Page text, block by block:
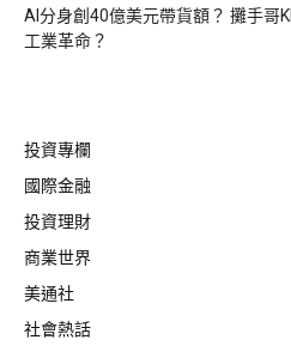
AI分身創40億美元帶貨額？ 攤手哥
工業革命？
投資專欄
國際金融
投資理財
商業世界
美通社
社會熱話